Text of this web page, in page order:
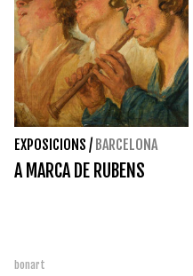
EXPOSICIONS / BARCELONA
A MARCA DE RUBENS
bonart